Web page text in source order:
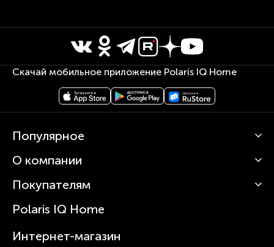
Скачай мобильное приложение Polaris IQ Home
Популярное
Кофемашины
Вертикальные пылесосы
Зубные щетки и ирригаторы
Увлажнители
О компании
О Polaris
Статьи
Покупателям
Сервисные центры
Где купить
Polaris IQ Home
Интернет-магазин